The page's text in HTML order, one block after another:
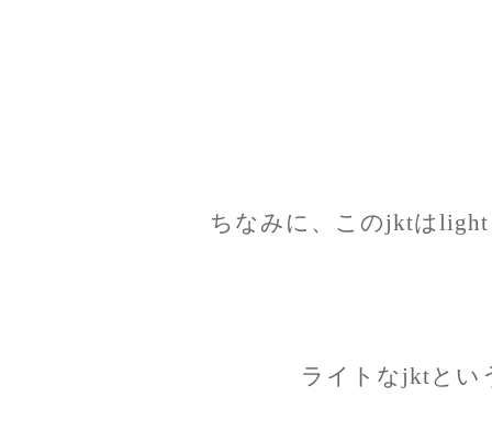
ちなみに、このjktは
ライトなjktとい